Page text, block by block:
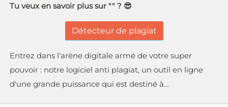
Tu veux en savoir plus sur "" ? 😎
Détecteur de plagiat
Entrez dans l'arène digitale armé de votre super
pouvoir : notre logiciel anti plagiat, un outil en ligne
d'une grande puissance qui est destiné à…